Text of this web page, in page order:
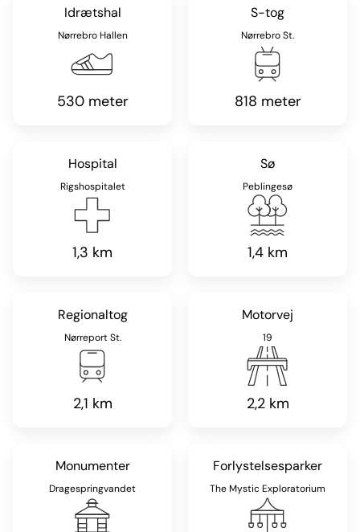
Idrætshal
Nørrebro Hallen
530 meter
S-tog
Nørrebro St.
818 meter
Hospital
Rigshospitalet
1,3 km
Sø
Peblingesø
1,4 km
Regionaltog
Nørreport St.
2,1 km
Motorvej
19
2,2 km
Monumenter
Dragespringvandet
Forlystelsesparker
The Mystic Exploratorium